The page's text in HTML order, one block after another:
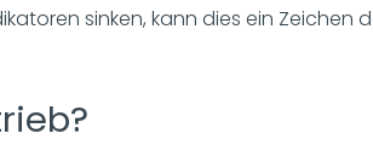
sinken, kann dies ein Zeichen